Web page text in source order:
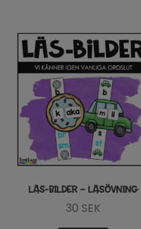
LÄS-BILDER – LÄSÖVNING
30 SEK